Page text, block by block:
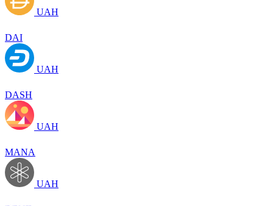
UAH
DAI
UAH
DASH
UAH
MANA
UAH